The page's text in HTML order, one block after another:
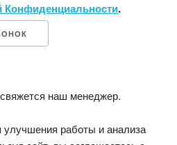
Конфиденциальности.
наш менеджер.
работы и анализа